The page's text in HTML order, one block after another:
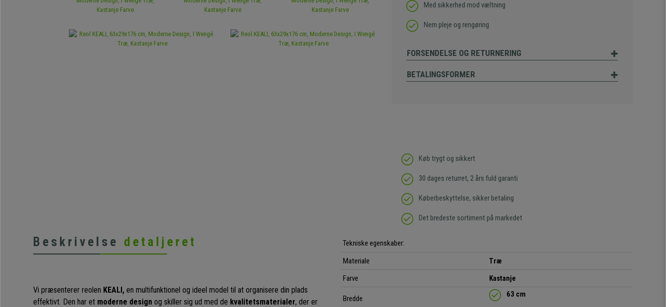
Med sikkerhed mod væltning
Nem pleje og rengøring
FORSENDELSE OG RETURNERING
BETALINGSFORMER
Køb trygt og sikkert
30 dages returret, 2 års fuld garanti
Køberbeskyttelse, sikker betaling
Det bredeste sortiment på markedet
Beskrivelse detaljeret
Vi præsenterer reolen KEALI, en multifunktionel og ideel model til at organisere din plads
effektivt. Den har et moderne design og skiller sig ud med de kvalitetsmaterialer, der er
Tekniske egenskaber:
Materiale
Træ
Farve
Kastanje
Bredde 63 cm